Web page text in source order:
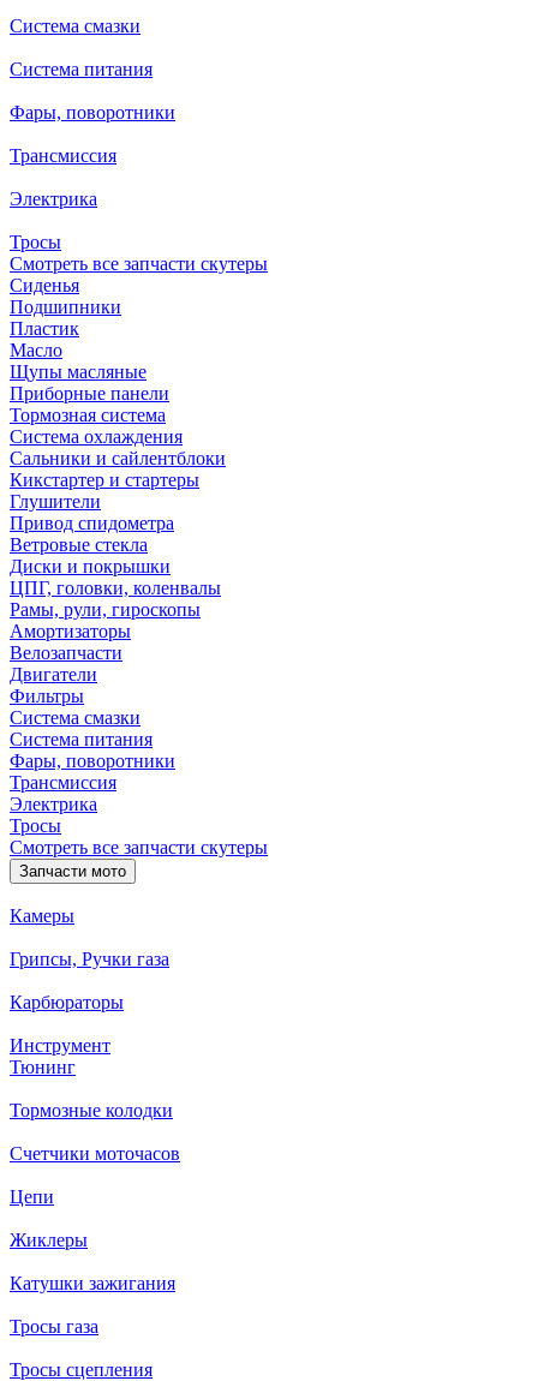
Система смазки
Система питания
Фары, поворотники
Трансмиссия
Электрика
Тросы
Смотреть все запчасти скутеры
Сиденья
Подшипники
Пластик
Масло
Щупы масляные
Приборные панели
Тормозная система
Система охлаждения
Сальники и сайлентблоки
Кикстартер и стартеры
Глушители
Привод спидометра
Ветровые стекла
Диски и покрышки
ЦПГ, головки, коленвалы
Рамы, рули, гироскопы
Амортизаторы
Велозапчасти
Двигатели
Фильтры
Система смазки
Система питания
Фары, поворотники
Трансмиссия
Электрика
Тросы
Смотреть все запчасти скутеры
Запчасти мото
Камеры
Грипсы, Ручки газа
Карбюраторы
Инструмент
Тюнинг
Тормозные колодки
Счетчики моточасов
Цепи
Жиклеры
Катушки зажигания
Тросы газа
Тросы сцепления